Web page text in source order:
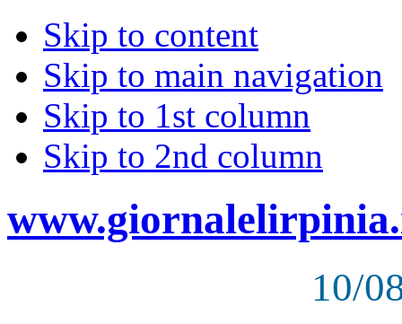
Skip to content
Skip to main navigation
Skip to 1st column
Skip to 2nd column
10/